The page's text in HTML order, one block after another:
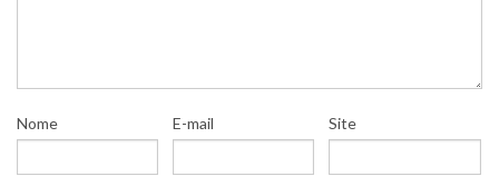
Nome E-mail Site